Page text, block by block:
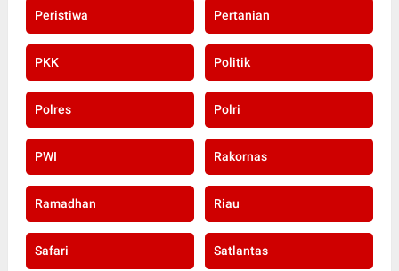
Peristiwa Pertanian
PKK Politik
Polres Polri
PWI Rakornas
Ramadhan Riau
Safari Satlantas